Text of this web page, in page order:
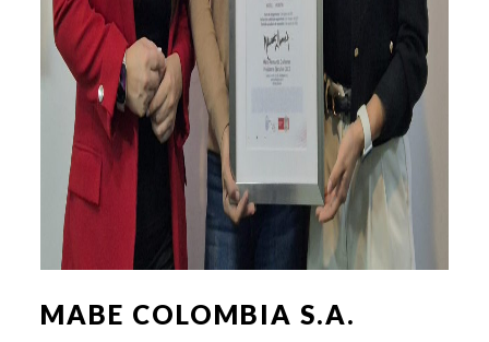
MABE COLOMBIA S.A.